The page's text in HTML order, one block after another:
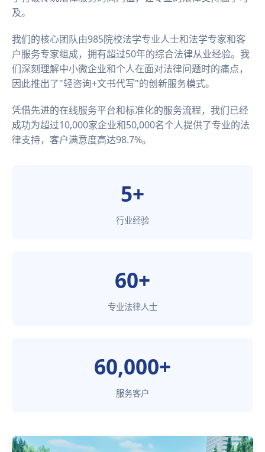
及。
我们的核心团队由985院校法学专业人士和法学专家和客
户服务专家组成，拥有超过50年的综合法律从业经验。我
们深刻理解中小微企业和个人在面对法律问题时的痛点，
因此推出了"轻咨询+文书代写"的创新服务模式。
凭借先进的在线服务平台和标准化的服务流程，我们已经
成功为超过10,000家企业和50,000名个人提供了专业的法
律支持，客户满意度高达98.7%。
5+
行业经验
60+
专业法律人士
60,000+
服务客户